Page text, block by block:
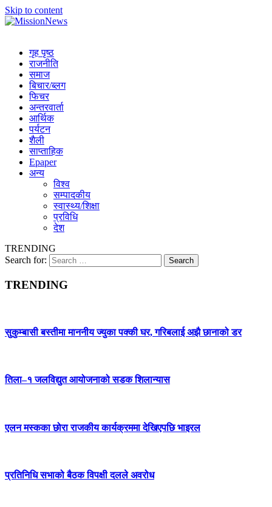
Skip to content
गृह पृष्ठ
राजनीति
समाज
बिचार/ब्लग
फिचर
अन्तरवार्ता
आर्थिक
पर्यटन
शैली
साप्ताहिक
Epaper
अन्य
विश्व
सम्पादकीय
स्वास्थ्य/शिक्षा
प्रविधि
देश
TRENDING
Search for:
TRENDING
सुकुम्बासी बस्तीमा माननीय ज्युका पक्की घर, गरिबलाई अझै छानाको डर
तिला–१ जलविद्युत आयोजनाको सडक शिलान्यास
एलन मस्कका छोरा राजकीय कार्यक्रममा देखिएपछि भाइरल
प्रतिनिधि सभाको बैठक विपक्षी दलले अवरोध